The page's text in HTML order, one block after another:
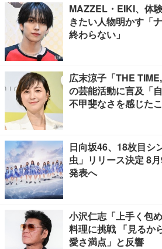
MAZZEL・EIKI、体
きたい人物明かす「
終わらない」
広末涼子「THE
の芸能活動に言及「
不甲斐なさを感じた
日向坂46、18枚目シ
虫」リリース決定 8
発表へ
小沢仁志「上手く包
料理に挑戦 「見るか
愛さ満点」と反響